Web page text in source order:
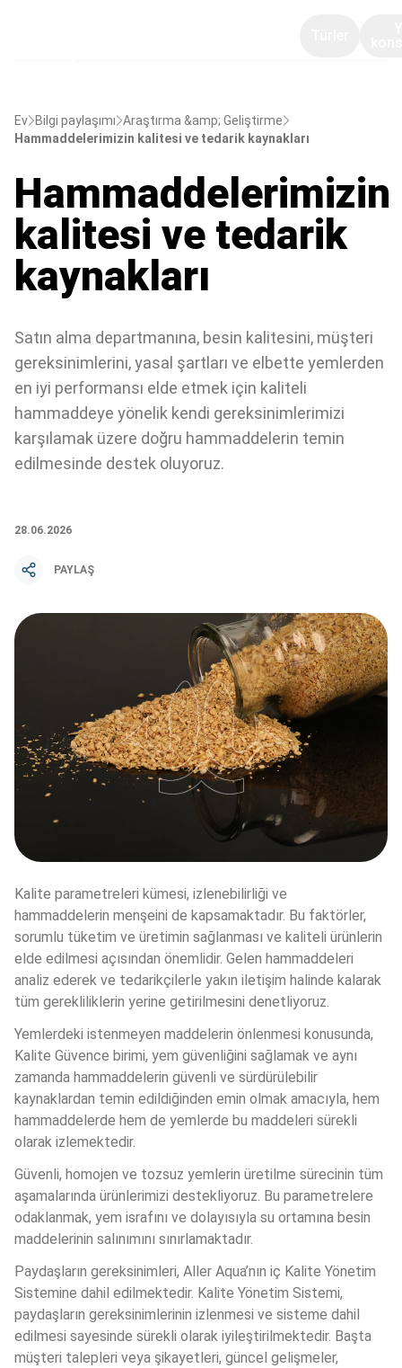
Ev Bilgi paylaşımı Araştırma &amp; Geliştirme
Hammaddelerimizin kalitesi ve tedarik kaynakları
28.06.2026
PAYLAŞ
Hammaddelerimizin
kalitesi ve tedarik
kaynakları
Satın alma departmanına, besin kalitesini, müşteri
gereksinimlerini, yasal şartları ve elbette yemlerden
en iyi performansı elde etmek için kaliteli
hammaddeye yönelik kendi gereksinimlerimizi
karşılamak üzere doğru hammaddelerin temin
edilmesinde destek oluyoruz.
Kalite parametreleri kümesi, izlenebilirliği ve
hammaddelerin menşeini de kapsamaktadır. Bu faktörler,
sorumlu tüketim ve üretimin sağlanması ve kaliteli ürünlerin
elde edilmesi açısından önemlidir. Gelen hammaddeleri
analiz ederek ve tedarikçilerle yakın iletişim halinde kalarak
tüm gerekliliklerin yerine getirilmesini denetliyoruz.
Yemlerdeki istenmeyen maddelerin önlenmesi konusunda,
Kalite Güvence birimi, yem güvenliğini sağlamak ve aynı
zamanda hammaddelerin güvenli ve sürdürülebilir
kaynaklardan temin edildiğinden emin olmak amacıyla, hem
hammaddelerde hem de yemlerde bu maddeleri sürekli
olarak izlemektedir.
Güvenli, homojen ve tozsuz yemlerin üretilme sürecinin tüm
aşamalarında ürünlerimizi destekliyoruz. Bu parametrelere
odaklanmak, yem israfını ve dolayısıyla su ortamına besin
maddelerinin salınımını sınırlamaktadır.
Paydaşların gereksinimleri, Aller Aqua’nın iç Kalite Yönetim
Sistemine dahil edilmektedir. Kalite Yönetim Sistemi,
paydaşların gereksinimlerinin izlenmesi ve sisteme dahil
edilmesi sayesinde sürekli olarak iyileştirilmektedir. Başta
müşteri talepleri veya şikayetleri, güncel gelişmeler,